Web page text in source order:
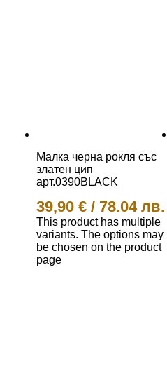
Малка черна рокля със
златен цип
арт.0390BLACK
39,90 € / 78.04 лв.
This product has multiple
variants. The options may
be chosen on the product
page